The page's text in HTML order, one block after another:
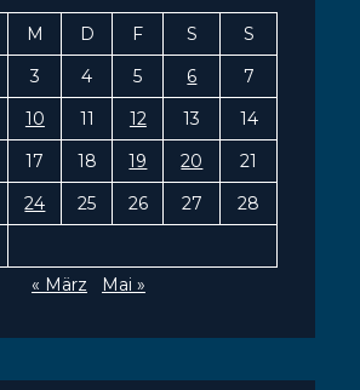
M D F S
S
3 4 5 6
7
10 11 12 13
14
17 18 19 20
21
24 25 26 27
28
« März
Mai »